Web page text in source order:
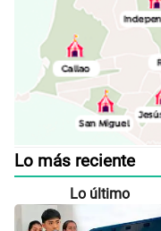
Lo más reciente
Lo último